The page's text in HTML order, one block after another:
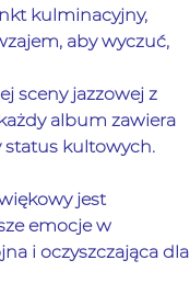
kulminacyjny,
aby wyczuć,
sceny jazzowej z
album zawiera
status kultowych.
jest
emocje w
i oczyszczająca dla